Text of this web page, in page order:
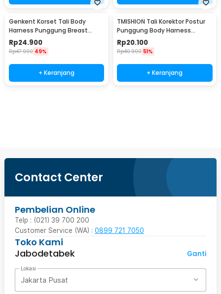
Genkent Korset Tali Body
Harness Punggung Breast
Support L - BBJ-16
Rp24.900
Rp47.900 49%
+ Keranjang
TMISHION Tali Korektor Postur
Punggung Body Harness
Posture Corrector - BBJ-16
Rp20.100
Rp40.900 51%
+ Keranjang
Contact Center
Pembelian Online
Telp : (021) 39 700 200
Customer Service (WA) : 0899 721 7050
Toko Kami
Jabodetabek
Ganti
Lokasi
Jakarta Pusat